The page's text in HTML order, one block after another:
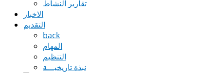
تقارير النشاط
الاخبار
التقديم
back
المهام
التنظيم
نبذة تاريخيـــة